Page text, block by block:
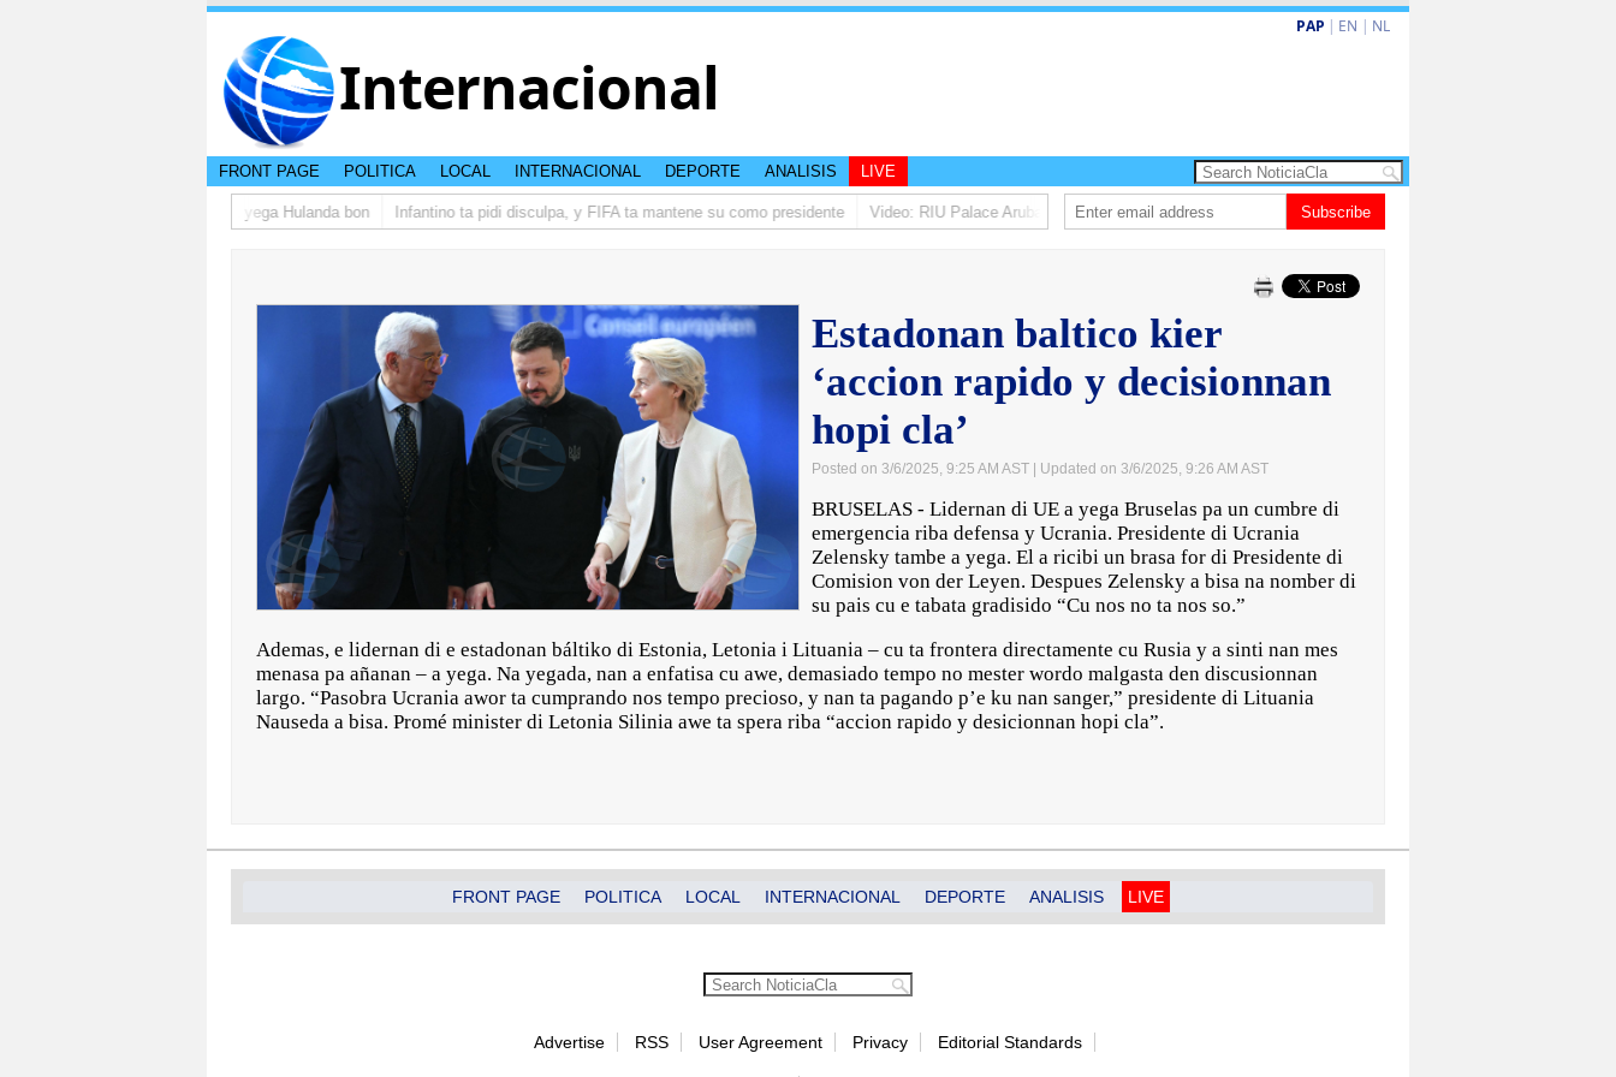
Internacional
PAP | EN | NL
FRONT PAGE POLITICA LOCAL INTERNACIONAL DEPORTE ANALISIS LIVE
di studiantenan di Aruba a yega Hulanda bon Infantino ta pidi disculpa, y FIFA ta mantene su como presidente Video: RIU Palace Aruba ta eleva turismo premium cu renobacion di US$106 miyon
Subscribe
Estadonan baltico kier
‘accion rapido y decisionnan
hopi cla’
Posted on 3/6/2025, 9:25 AM AST | Updated on 3/6/2025, 9:26 AM AST
BRUSELAS - Lidernan di UE a yega Bruselas pa un cumbre di
emergencia riba defensa y Ucrania. Presidente di Ucrania
Zelensky tambe a yega. El a ricibi un brasa for di Presidente di
Comision von der Leyen. Despues Zelensky a bisa na nomber di
su pais cu e tabata gradisido “Cu nos no ta nos so.”
Ademas, e lidernan di e estadonan báltiko di Estonia, Letonia i Lituania – cu ta frontera directamente cu Rusia y a sinti nan mes
menasa pa añanan – a yega. Na yegada, nan a enfatisa cu awe, demasiado tempo no mester wordo malgasta den discusionnan
largo. “Pasobra Ucrania awor ta cumprando nos tempo precioso, y nan ta pagando p’e ku nan sanger,” presidente di Lituania
Nauseda a bisa. Promé minister di Letonia Silinia awe ta spera riba “accion rapido y desicionnan hopi cla”.
FRONT PAGE POLITICA LOCAL INTERNACIONAL DEPORTE ANALISIS LIVE
Advertise RSS User Agreement Privacy Editorial Standards